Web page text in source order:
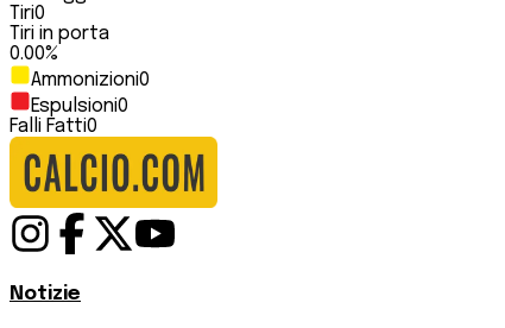
Tiri0
Tiri in porta
0.00%
Ammonizioni0
Espulsioni0
Falli Fatti0
Notizie